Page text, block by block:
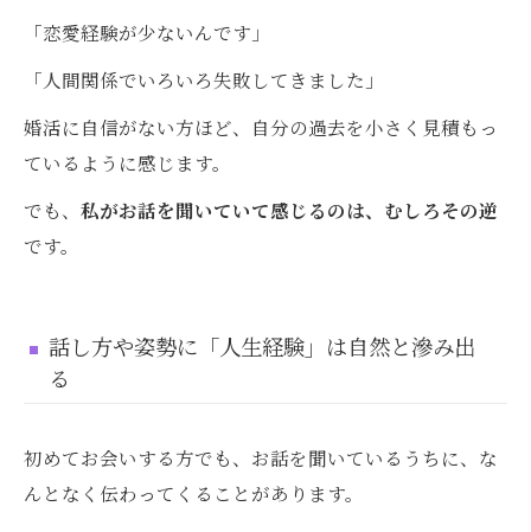
「恋愛経験が少ないんです」
「人間関係でいろいろ失敗してきました」
婚活に自信がない方ほど、自分の過去を小さく見積もっ
ているように感じます。
でも、 私がお話を聞いていて感じるのは、むしろその逆
です。
話し方や姿勢に「人生経験」は自然と滲み出
る
初めてお会いする方でも、お話を聞いているうちに、な
んとなく伝わってくることがあります。